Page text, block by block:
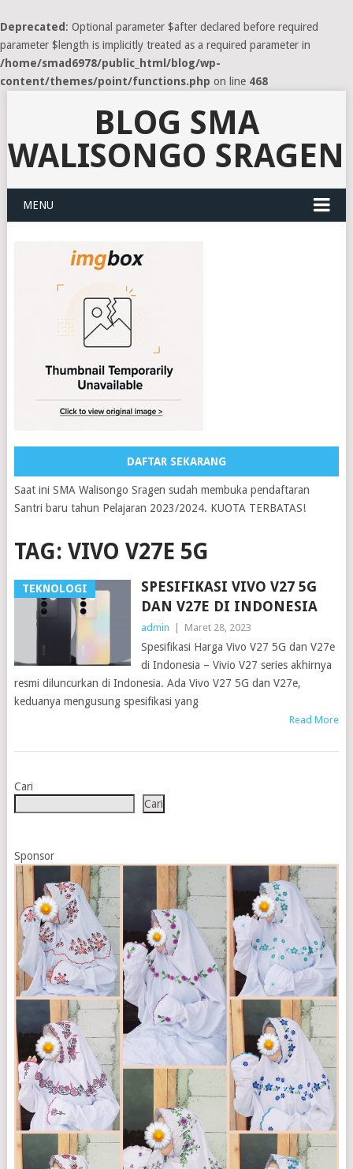
Deprecated : Optional parameter $after declared before required
parameter $length is implicitly treated as a required parameter in
/home/smad6978/public_html/blog/wp-
content/themes/point/functions.php on line 468
BLOG SMA
WALISONGO SRAGEN
MENU
DAFTAR SEKARANG
Saat ini SMA Walisongo Sragen sudah membuka pendaftaran
Santri baru tahun Pelajaran 2023/2024. KUOTA TERBATAS!
TAG: VIVO V27E 5G
TEKNOLOGI
SPESIFIKASI VIVO V27 5G
DAN V27E DI INDONESIA
admin Maret 28, 2023
Spesifikasi Harga Vivo V27 5G dan V27e
di Indonesia – Vivio V27 series akhirnya
resmi diluncurkan di Indonesia. Ada Vivo V27 5G dan V27e,
keduanya mengusung spesifikasi yang
Read More
Cari
Cari
Sponsor